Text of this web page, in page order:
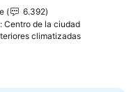
6.392
Centro de la ciudad
climatizadas